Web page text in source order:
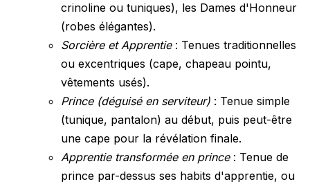
crinoline ou tuniques), les Dames d'Honneur
(robes élégantes).
Sorcière et Apprentie: Tenues traditionnelles
ou excentriques (cape, chapeau pointu,
vêtements usés).
Prince (déguisé en serviteur) : Tenue simple
(tunique, pantalon) au début, puis peut-être
une cape pour la révélation finale.
Apprentie transformée en prince: Tenue de
prince par-dessus ses habits d'apprentie, ou